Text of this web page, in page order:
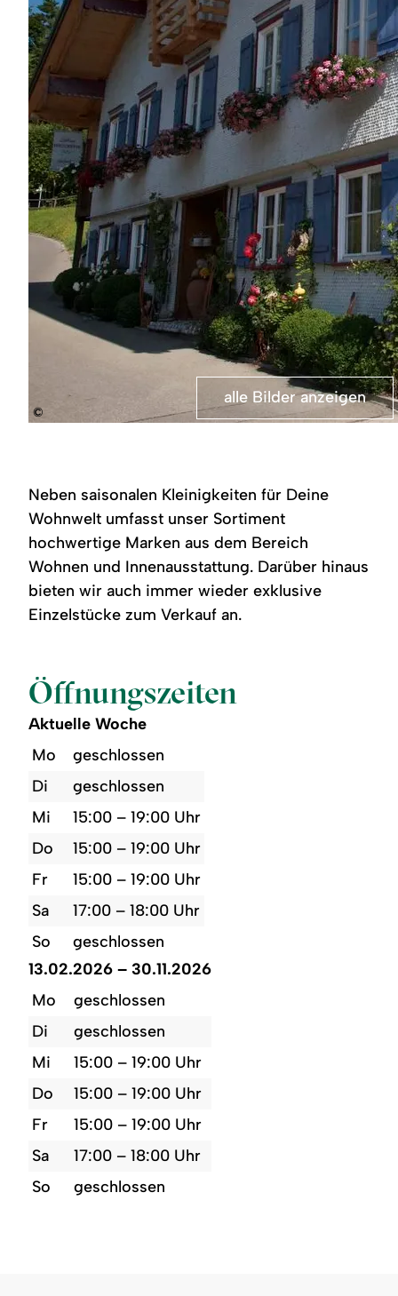
©
Blaue
Fensterläden
und
Blumenkästen.
Efeu
rankt
an
Fassade.
Haus.
alle Bilder anzeigen
Neben saisonalen Kleinigkeiten für Deine
Wohnwelt umfasst unser Sortiment
hochwertige Marken aus dem Bereich
Wohnen und Innenausstattung. Darüber hinaus
bieten wir auch immer wieder exklusive
Einzelstücke zum Verkauf an.
Öffnungszeiten
Aktuelle Woche
Mo
geschlossen
Di
geschlossen
Mi
15:00 – 19:00 Uhr
Do
15:00 – 19:00 Uhr
Fr
15:00 – 19:00 Uhr
Sa
17:00 – 18:00 Uhr
So
geschlossen
13.02.2026 – 30.11.2026
Mo
geschlossen
Di
geschlossen
Mi
15:00 – 19:00 Uhr
Do
15:00 – 19:00 Uhr
Fr
15:00 – 19:00 Uhr
Sa
17:00 – 18:00 Uhr
So
geschlossen